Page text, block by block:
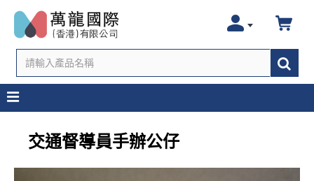
交通督導員手辦公仔